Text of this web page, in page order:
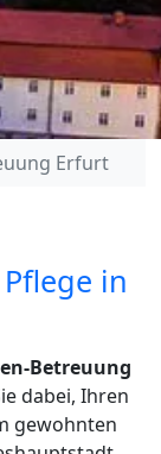
Erfurt
in
Betreuung
dabei, Ihren
gewohnten